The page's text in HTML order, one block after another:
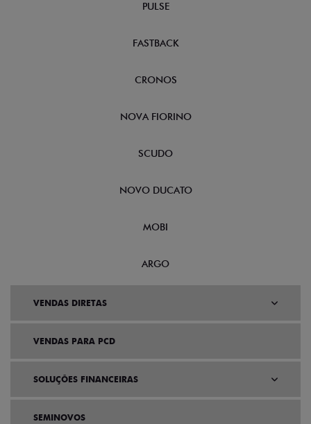
PULSE
FASTBACK
CRONOS
NOVA FIORINO
SCUDO
NOVO DUCATO
MOBI
ARGO
VENDAS DIRETAS
VENDAS PARA PCD
SOLUÇÕES FINANCEIRAS
SEMINOVOS